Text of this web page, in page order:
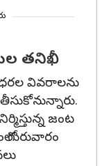
తనిఖీ
ధరల వివరాలను
జంట
గురువారం